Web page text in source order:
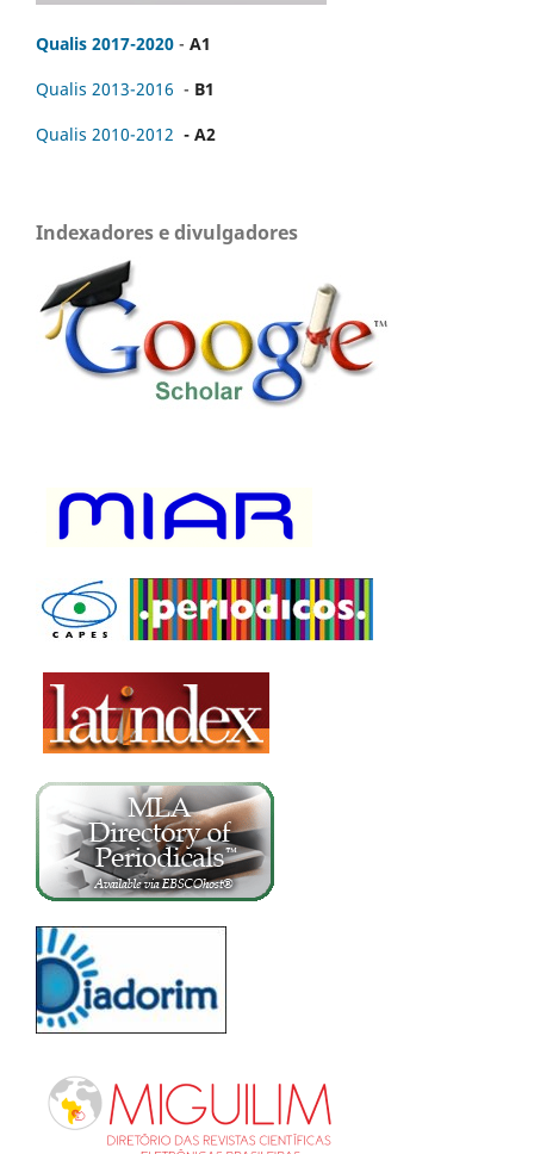
Qualis 2017-2020 - A1
Qualis 2013-2016 - B1
Qualis 2010-2012 - A2
Indexadores e divulgadores